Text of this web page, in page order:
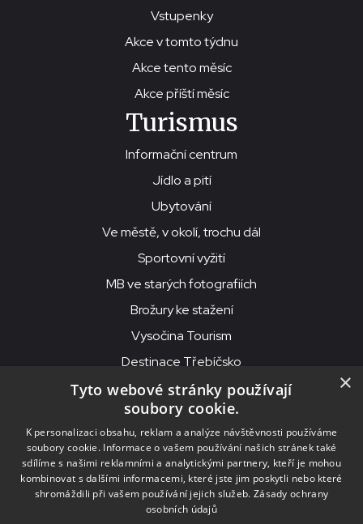
Vstupenky
Akce v tomto týdnu
Akce tento měsíc
Akce příští měsíc
Turismus
Informační centrum
Jídlo a pití
Ubytování
Ve městě, v okolí, trochu dál
Sportovní vyžití
MB ve starých fotografiích
Brožury ke stažení
Vysočina Tourism
Destinace Třebíčsko
© 2026MKS Beseda Mor. Budějovice
MKS Beseda, příspěvková organizace, Purcnerova 62, 676 02
Moravské Budějovice
IČO: 00091758, DIČ: CZ00091758, ID datové schránky: chjn2kd
×
Tyto webové stránky používají
soubory cookie.
K personalizaci obsahu, reklam a analýze návštěvnosti používáme
soubory cookie. Informace o vašem používání našich stránek také
sdílíme s našimi reklamními a analytickými partnery, kteří je mohou
kombinovat s dalšími informacemi, které jste jim poskytli nebo které
shromáždili při vašem používání jejich služeb. Zásady ochrany
osobních údajů